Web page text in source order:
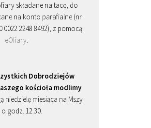
składane na tacę, do
na konto parafialne (nr
0022 2248 8492), z pomocą
eOfiary.
Dobrodziejów
kościoła modlimy
niedzielę miesiąca na Mszy
o godz. 12.30.